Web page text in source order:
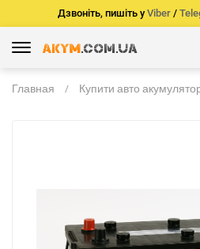
Дзвоніть, пишіть у Viber /
Главная Купити авто